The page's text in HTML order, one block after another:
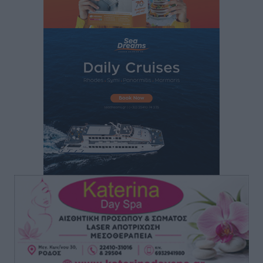
ΕΠΟ: Απέσυρε τη στήριξή της στην υποψηφιότητα
του Ινφαντίνο
Φοίβος Κω: Το «ευχαριστώ» για το 9ο Kos 3X3
Basketball Festival
6ο Kalymnos 3X3: Ολοκληρώθηκε με μεγάλη επιτυχία,
νικητές οι VAR!
Αθλητικά• πριν 3 ώρες
Νέα αεροσκάφη, drones, δασοκομάντος: Τι έχει
αλλάξει στην Πολιτική Προστασί
Ειδήσεις πριν 4 ώρες
Άδωνις Γεωργιάδης στον RV: “Στο υπουργείο